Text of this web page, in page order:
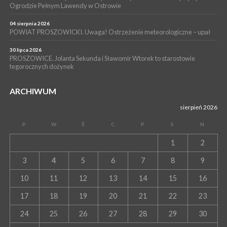
13 lipca 2026
Szpitalu im. Ojca Rafała z Proszowic już działa
Ogrodzie Pełnym Lawendy w Ostrowie
04 sierpnia 2026
POWIAT PROSZOWICKI. Uwaga! Ostrzeżenie meteorologiczne – upał
30 lipca 2026
PROSZOWICE. Jolanta Sekunda i Sławomir Wtorek to starostowie
tegorocznych dożynek
ARCHIWUM
sierpień 2026
P W Ś C P S N
1 2
3 4 5 6 7 8 9
10 11 12 13 14 15 16
17 18 19 20 21 22 23
24 25 26 27 28 29 30